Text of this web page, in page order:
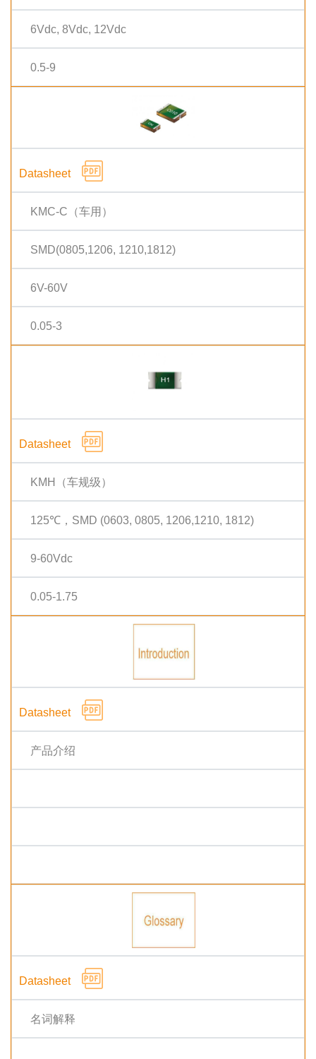
6Vdc, 8Vdc, 12Vdc
0.5-9
KMC-C（车用）
SMD(0805,1206, 1210,1812)
6V-60V
0.05-3
KMH（车规级）
125℃，SMD (0603, 0805, 1206,1210, 1812)
9-60Vdc
0.05-1.75
产品介绍
名词解释